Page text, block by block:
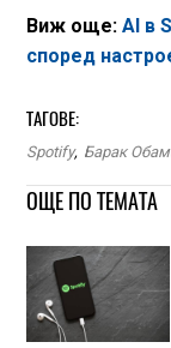
Виж още: AI в
според
ТАГОВЕ:
Spotify, Барак
ОЩЕ ПО ТЕМАТА